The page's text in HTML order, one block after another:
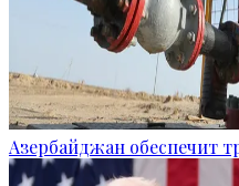
Азербайджан обеспечит